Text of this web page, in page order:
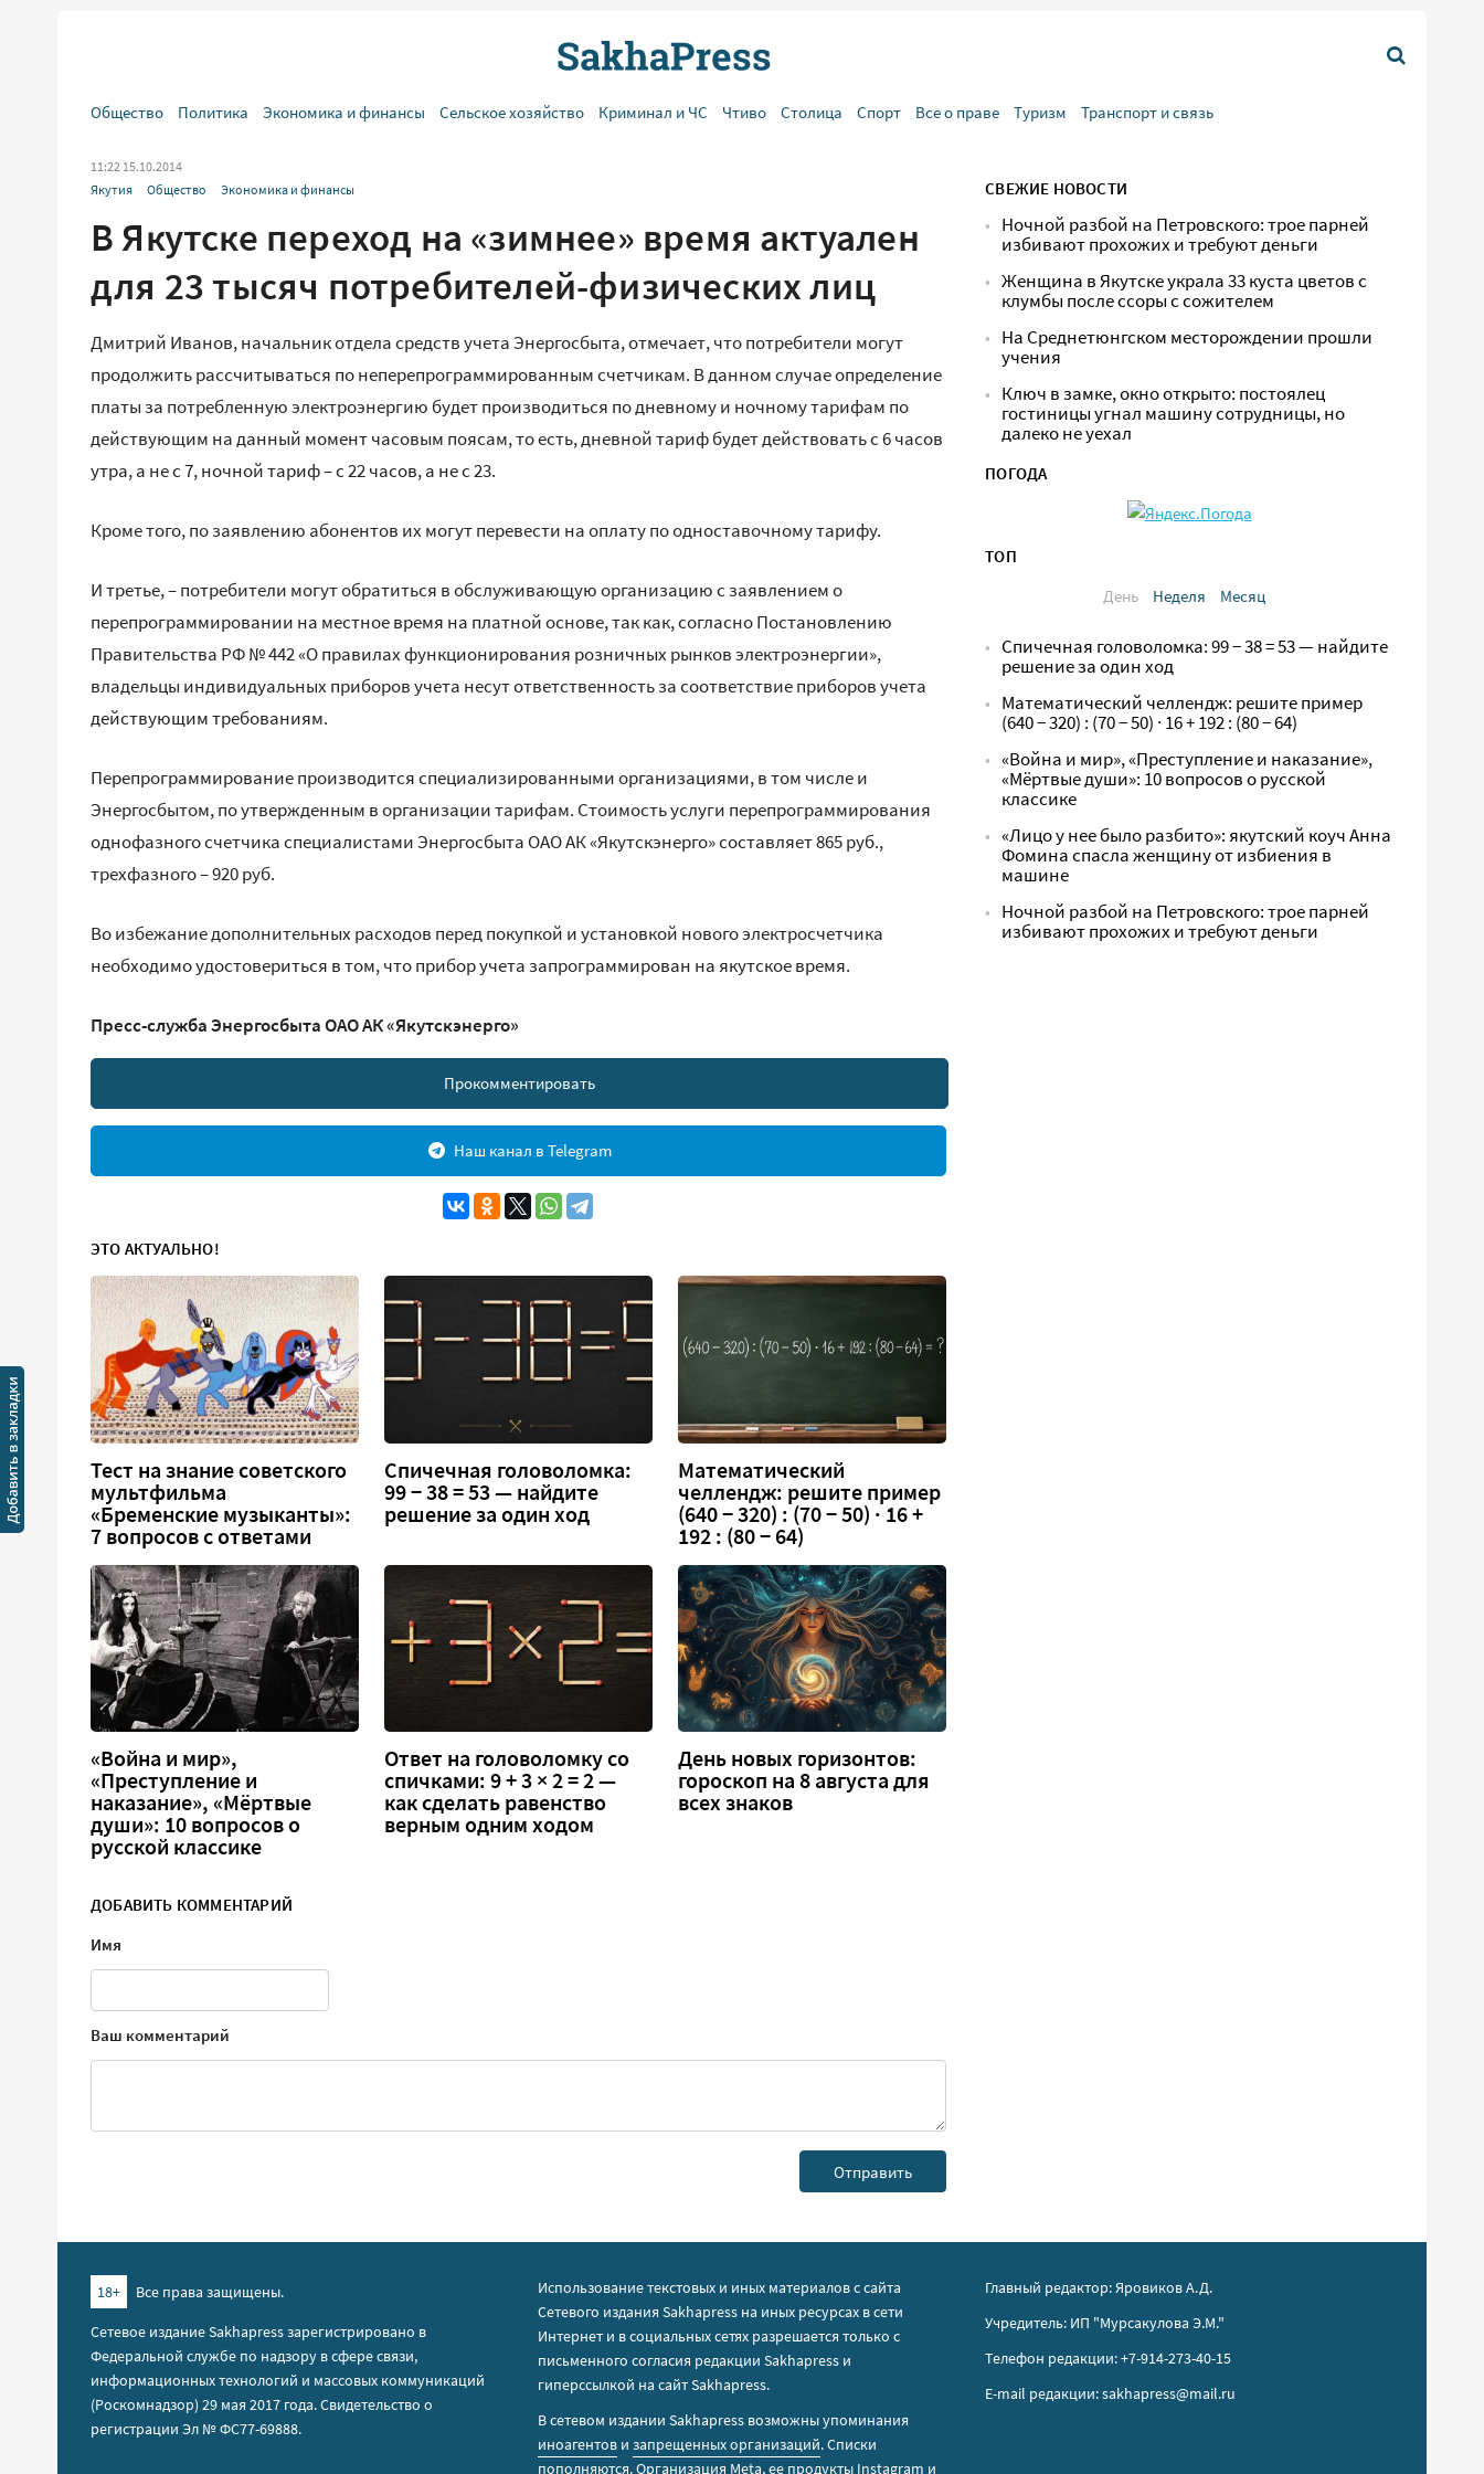
Общество Политика Экономика и финансы Сельское хозяйство Криминал и ЧС Чтиво Столица Спорт Все о праве Туризм Транспорт и связь
11:22 15.10.2014
Якутия
Общество Экономика и финансы
В Якутске переход на «зимнее» время актуален
для 23 тысяч потребителей-физических лиц
Дмитрий Иванов, начальник отдела средств учета Энергосбыта, отмечает, что потребители могут
продолжить рассчитываться по неперепрограммированным счетчикам. В данном случае определение
платы за потребленную электроэнергию будет производиться по дневному и ночному тарифам по
действующим на данный момент часовым поясам, то есть, дневной тариф будет действовать с 6 часов
утра, а не с 7, ночной тариф – с 22 часов, а не с 23.
Кроме того, по заявлению абонентов их могут перевести на оплату по одноставочному тарифу.
И третье, – потребители могут обратиться в обслуживающую организацию с заявлением о
перепрограммировании на местное время на платной основе, так как, согласно Постановлению
Правительства РФ № 442 «О правилах функционирования розничных рынков электроэнергии»,
владельцы индивидуальных приборов учета несут ответственность за соответствие приборов учета
действующим требованиям.
Перепрограммирование производится специализированными организациями, в том числе и
Энергосбытом, по утвержденным в организации тарифам. Стоимость услуги перепрограммирования
однофазного счетчика специалистами Энергосбыта ОАО АК «Якутскэнерго» составляет 865 руб.,
трехфазного – 920 руб.
Во избежание дополнительных расходов перед покупкой и установкой нового электросчетчика
необходимо удостовериться в том, что прибор учета запрограммирован на якутское время.
Пресс-служба Энергосбыта ОАО АК «Якутскэнерго»
Прокомментировать
Наш канал в Telegram
ЭТО АКТУАЛЬНО!
Тест на знание советского
мультфильма
«Бременские музыканты»:
7 вопросов с ответами
Спичечная головоломка:
99 − 38 = 53 — найдите
решение за один ход
Математический
челлендж: решите пример
(640 − 320) : (70 − 50) · 16 +
192 : (80 − 64)
«Война и мир»,
«Преступление и
наказание», «Мёртвые
души»: 10 вопросов о
русской классике
Ответ на головоломку со
спичками: 9 + 3 × 2 = 2 —
как сделать равенство
верным одним ходом
День новых горизонтов:
гороскоп на 8 августа для
всех знаков
ДОБАВИТЬ КОММЕНТАРИЙ
Имя
Ваш комментарий
СВЕЖИЕ НОВОСТИ
Ночной разбой на Петровского: трое парней
избивают прохожих и требуют деньги
Женщина в Якутске украла 33 куста цветов с
клумбы после ссоры с сожителем
На Среднетюнгском месторождении прошли
учения
Ключ в замке, окно открыто: постоялец
гостиницы угнал машину сотрудницы, но
далеко не уехал
ПОГОДА
ТОП
День
Неделя Месяц
Спичечная головоломка: 99 − 38 = 53 — найдите
решение за один ход
Математический челлендж: решите пример
(640 − 320) : (70 − 50) · 16 + 192 : (80 − 64)
«Война и мир», «Преступление и наказание»,
«Мёртвые души»: 10 вопросов о русской
классике
«Лицо у нее было разбито»: якутский коуч Анна
Фомина спасла женщину от избиения в
машине
Ночной разбой на Петровского: трое парней
избивают прохожих и требуют деньги
18+
Все права защищены.
Сетевое издание Sakhapress зарегистрировано в
Федеральной службе по надзору в сфере связи,
информационных технологий и массовых коммуникаций
(Роскомнадзор) 29 мая 2017 года. Свидетельство о
регистрации Эл № ФС77-69888.
Использование текстовых и иных материалов с сайта
Сетевого издания Sakhapress на иных ресурсах в сети
Интернет и в социальных сетях разрешается только с
письменного согласия редакции Sakhapress и
гиперссылкой на сайт Sakhapress.
В сетевом издании Sakhapress возможны упоминания
иноагентов изапрещенных организаций. Списки
пополняются. Организация Metа, ее продукты Instagram и
Главный редактор: Яровиков А.Д.
Учредитель: ИП "Мурсакулова Э.М."
Телефон редакции: +7-914-273-40-15
E-mail редакции: sakhapress@mail.ru